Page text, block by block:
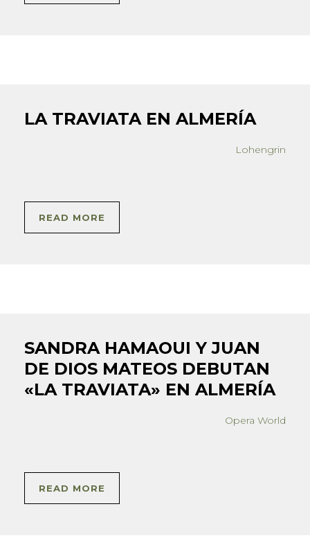
LA TRAVIATA EN ALMERÍA
Lohengrin
READ MORE
SANDRA HAMAOUI Y JUAN
DE DIOS MATEOS DEBUTAN
«LA TRAVIATA» EN ALMERÍA
Opera World
READ MORE